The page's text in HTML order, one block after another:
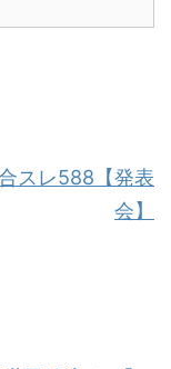
スレ588【発表
会】